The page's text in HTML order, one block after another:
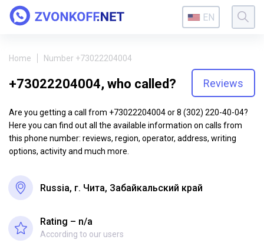
EN
Home Number +73022204004
+73022204004, who called? Reviews
Are you getting a call from +73022204004 or 8 (302) 220-40-04?
Here you can find out all the available information on calls from
this phone number: reviews, region, operator, address, writing
options, activity and much more.
Russia, г. Чита, Забайкальский край
Rating – n/a
According to our users